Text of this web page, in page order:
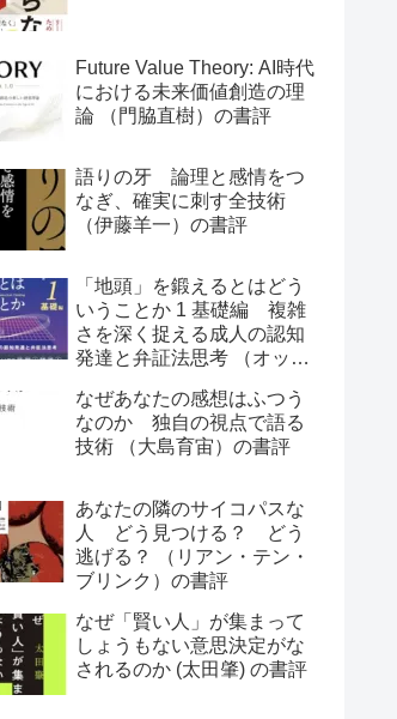
Future Value Theory: AI時代
における未来価値創造の理
論 （門脇直樹）の書評
語りの牙 論理と感情をつ
なぎ、確実に刺す全技術
（伊藤羊一）の書評
「地頭」を鍛えるとはどう
いうことか 1 基礎編 複雑
さを深く捉える成人の認知
発達と弁証法思考 （オット
なぜあなたの感想はふつう
なのか 独自の視点で語る
技術 （大島育宙）の書評
あなたの隣のサイコパスな
人 どう見つける？ どう
逃げる？ （リアン・テン・
ブリンク）の書評
なぜ「賢い人」が集まって
しょうもない意思決定がな
されるのか (太田肇) の書評